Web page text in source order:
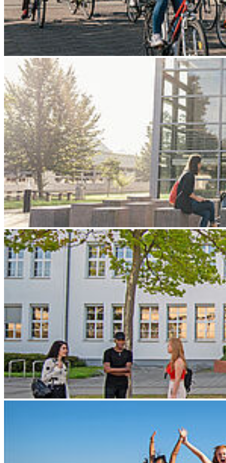
Zurück
Festakt zum Beginn des Studienjahres
2023/24
Dienstag, 19. September 2023 - 14
St. Marienkirche Stralsund || Hochschulkommunikation
Nähere Informationen finden Siehier.
Zurück
Termin speichernAlle Veranstaltungen
Kon­takt
Hochschule Stralsund
Zur Schwedenschanze 15
Telefonzentrale: +49 3831 455
Zentrale Fax-Nummer: +49 3831 456 680
Allgemeine Studienberatung
Fakultät für Elektrotechnik und Informatik
Fakultät für Maschinenbau
Fakultät für Wirtschaft